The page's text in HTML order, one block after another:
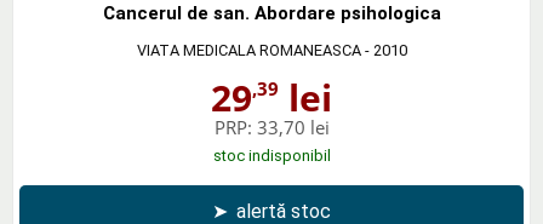
Cancerul de san. Abordare psihologica
VIATA MEDICALA ROMANEASCA- 2010
29,39 lei
PRP: 33,70 lei
stoc indisponibil
➤ alertă stoc